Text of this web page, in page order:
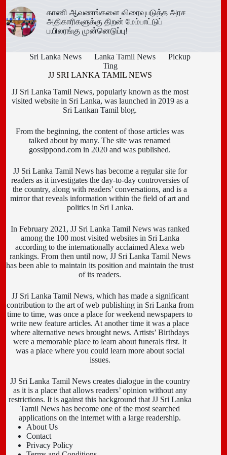
காணி ஆவணங்களை விரைவுபடுத்த அரச
அதிகாரிகளுக்கு திறன் மேம்பாட்டுப்
பயிலரங்கு முன்னெடுப்பு!
Sri Lanka News Lanka Tamil News
Pickup
Ting
JJ SRI LANKA TAMIL NEWS
JJ Sri Lanka Tamil News, popularly known as the most
visited website in Sri Lanka, was launched in 2019 as a
Sri Lankan Tamil blog.
From the beginning, the content of those articles was
talked about by many. The site was renamed
gossippond.com in 2020 and was published.
JJ Sri Lanka Tamil News has become a regular site for
readers as it investigates the day-to-day controversies of
the country, along with readers’ conversations, and is a
mirror that reveals information within the field of art and
politics in Sri Lanka.
In February 2021, JJ Sri Lanka Tamil News was ranked
among the 100 most visited websites in Sri Lanka
according to the internationally acclaimed Alexa web
rankings. From then until now, JJ Sri Lanka Tamil News
has been able to maintain its position and maintain the trust
of its readers.
JJ Sri Lanka Tamil News, which has made a significant
contribution to the art of web publishing in Sri Lanka from
time to time, was once a place for weekend newspapers to
write new feature articles. At another time it was a place
where alternative news brought news. Artists’ Birthdays
were a memorable place to learn about funerals first. It
was a place where you could learn more about social
issues.
JJ Sri Lanka Tamil News creates dialogue in the country
as it is a place that allows readers’ opinion without any
restrictions. It is against this background that JJ Sri Lanka
Tamil News has become one of the most searched
applications on the internet with a large readership.
About Us
Contact
Privacy Policy